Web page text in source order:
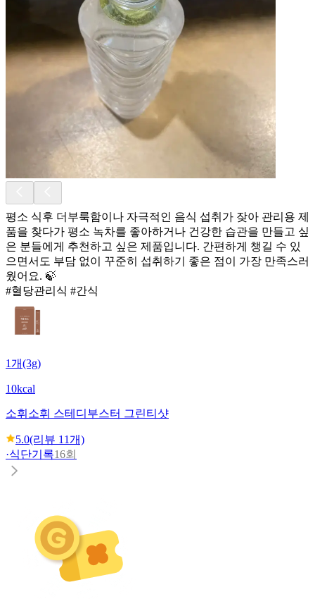
평소 식후 더부룩함이나 자극적인 음식 섭취가 잦아 관리용 제
품을 찾다가 평소 녹차를 좋아하거나 건강한 습관을 만들고 싶
은 분들에게 추천하고 싶은 제품입니다. 간편하게 챙길 수 있
으면서도 부담 없이 꾸준히 섭취하기 좋은 점이 가장 만족스러
웠어요. 🍃
#혈당관리식 #간식
1개(3g)
10kcal
소휘 소휘 스테디부스터 그린티샷
5.0(리뷰 11개)
·식단기록16회